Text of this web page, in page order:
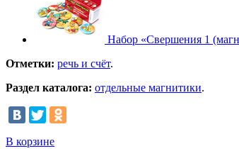
Набор «Свершения 1
Отметки: речь и счёт.
Раздел каталога: отдельные магнитики.
В корзине